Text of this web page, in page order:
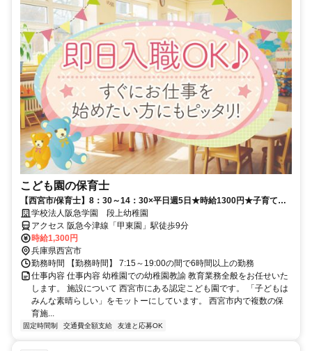
こども園の保育士
【西宮市/保育士】8：30～14：30×平日週5日★時給1300円★子育て理
解あり★お子さんがいない時間でしっかり稼ぎたい方にオススメです♪
学校法人阪急学園 段上幼稚園
アクセス 阪急今津線「甲東園」駅徒歩9分
時給1,300円
兵庫県西宮市
勤務時間 【勤務時間】 7:15～19:00の間で6時間以上の勤務
仕事内容 仕事内容 幼稚園での幼稚園教諭 教育業務全般をお任せいた
します。 施設について 西宮市にある認定こども園です。 「子どもは
みんな素晴らしい」をモットーにしています。 西宮市内で複数の保
育施...
固定時間制 交通費全額支給 友達と応募OK